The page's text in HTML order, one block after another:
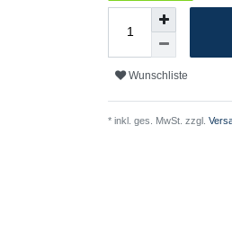
Wunschliste
* inkl. ges. MwSt. zzgl.